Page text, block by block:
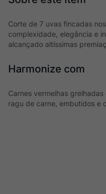
Corte de 7 uvas fincadas
complexidade, elegância e
alcançado altíssimas
Harmonize com
Carnes vermelhas
ragu de carne, embutidos e